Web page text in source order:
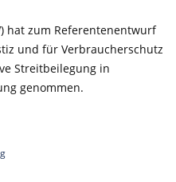
hat zum Referentenentwurf
und für Verbraucherschutz
Streitbeilegung in
genommen.